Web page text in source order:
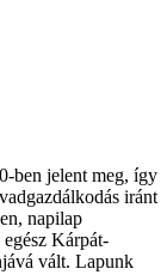
ben jelent meg, így
iránt
napilap
Kárpát-
vált. Lapunk